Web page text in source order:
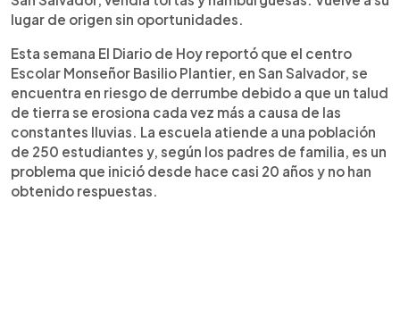
lugar de origen sin oportunidades.
Esta semana El Diario de Hoy reportó que el centro
Escolar Monseñor Basilio Plantier, en San Salvador, se
encuentra en riesgo de derrumbe debido a que un talud
de tierra se erosiona cada vez más a causa de las
constantes lluvias. La escuela atiende a una población
de 250 estudiantes y, según los padres de familia, es un
problema que inició desde hace casi 20 años y no han
obtenido respuestas.